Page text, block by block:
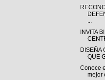
...
INVITA
DISEÑA
QUE
Conoce
mejor